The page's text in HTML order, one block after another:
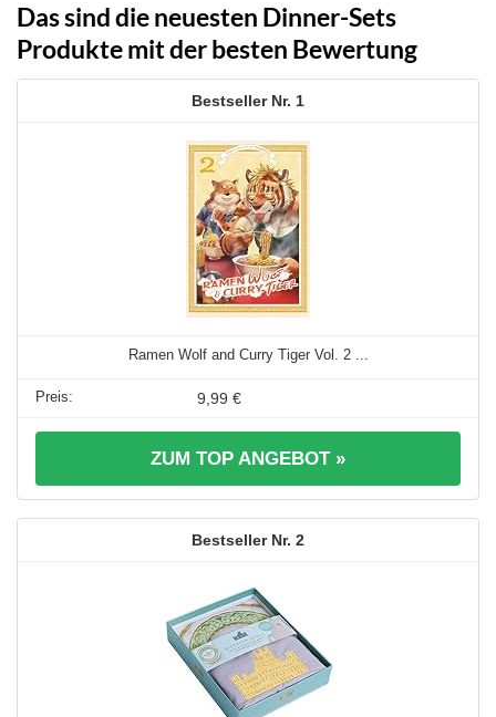
Das sind die neuesten Dinner-Sets
Produkte mit der besten Bewertung
1
Ramen Wolf and Curry Tiger Vol. 2 ...
9,99 €
ZUM TOP ANGEBOT »
2